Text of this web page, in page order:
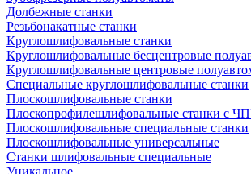
Долбежные станки
Резьбонакатные станки
Круглошлифовальные станки
Круглошлифовальные бесцентровые
Круглошлифовальные центровые
Специальные круглошлифовальные станки
Плоскошлифовальные станки
Плоскопрофилешлифовальные станки с
Плоскошлифовальные специальные станки
Плоскошлифовальные универсальные
Станки шлифовальные специальные
Уникальное